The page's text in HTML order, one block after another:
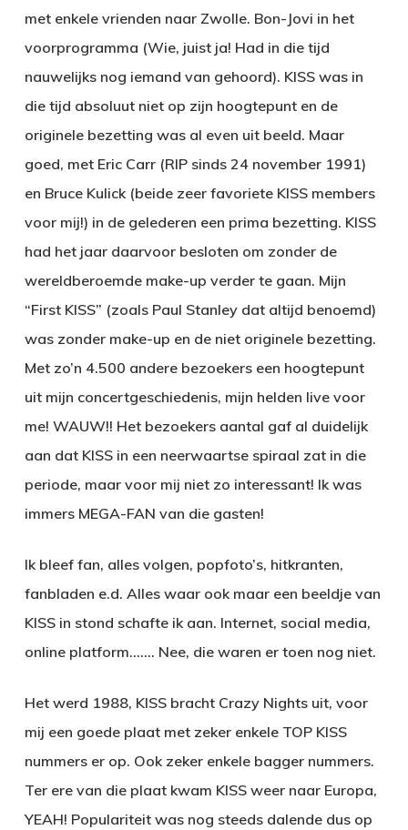
met enkele vrienden naar Zwolle. Bon-Jovi in het
voorprogramma (Wie, juist ja! Had in die tijd
nauwelijks nog iemand van gehoord). KISS was in
die tijd absoluut niet op zijn hoogtepunt en de
originele bezetting was al even uit beeld. Maar
goed, met Eric Carr (RIP sinds 24 november 1991)
en Bruce Kulick (beide zeer favoriete KISS members
voor mij!) in de gelederen een prima bezetting. KISS
had het jaar daarvoor besloten om zonder de
wereldberoemde make-up verder te gaan. Mijn
“First KISS” (zoals Paul Stanley dat altijd benoemd)
was zonder make-up en de niet originele bezetting.
Met zo’n 4.500 andere bezoekers een hoogtepunt
uit mijn concertgeschiedenis, mijn helden live voor
me! WAUW!! Het bezoekers aantal gaf al duidelijk
aan dat KISS in een neerwaartse spiraal zat in die
periode, maar voor mij niet zo interessant! Ik was
immers MEGA-FAN van die gasten!
Ik bleef fan, alles volgen, popfoto’s, hitkranten,
fanbladen e.d. Alles waar ook maar een beeldje van
KISS in stond schafte ik aan. Internet, social media,
online platform……. Nee, die waren er toen nog niet.
Het werd 1988, KISS bracht Crazy Nights uit, voor
mij een goede plaat met zeker enkele TOP KISS
nummers er op. Ook zeker enkele bagger nummers.
Ter ere van die plaat kwam KISS weer naar Europa,
YEAH! Populariteit was nog steeds dalende dus op